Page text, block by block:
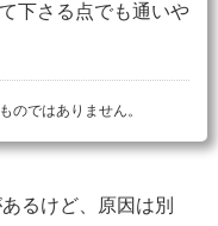
下さる点でも通いや
のではありません。
るけど、原因は別